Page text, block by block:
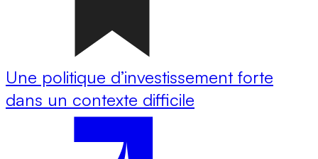
Une politique d’investissement forte
dans un contexte difficile